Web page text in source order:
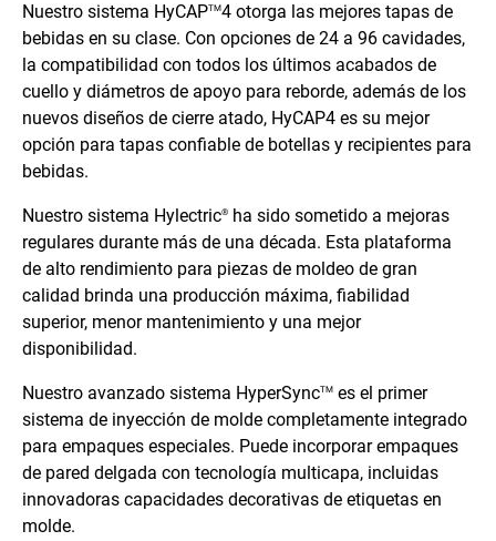
Nuestro sistema HyCAPTM4 otorga las mejores tapas de
bebidas en su clase. Con opciones de 24 a 96 cavidades,
la compatibilidad con todos los últimos acabados de
cuello y diámetros de apoyo para reborde, además de los
nuevos diseños de cierre atado, HyCAP4 es su mejor
opción para tapas confiable de botellas y recipientes para
bebidas.
Nuestro sistema Hylectric® ha sido sometido a mejoras
regulares durante más de una década. Esta plataforma
de alto rendimiento para piezas de moldeo de gran
calidad brinda una producción máxima, fiabilidad
superior, menor mantenimiento y una mejor
disponibilidad.
Nuestro avanzado sistema HyperSyncTM es el primer
sistema de inyección de molde completamente integrado
para empaques especiales. Puede incorporar empaques
de pared delgada con tecnología multicapa, incluidas
innovadoras capacidades decorativas de etiquetas en
molde.